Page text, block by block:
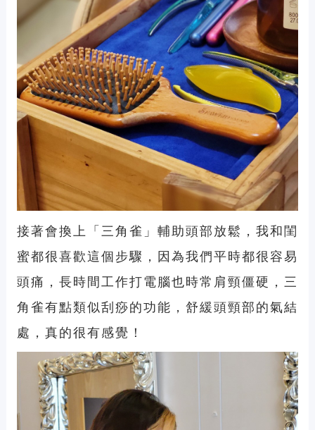
接著會換上「三角雀」輔助頭部放鬆，我和閨
蜜都很喜歡這個步驟，因為我們平時都很容易
頭痛，長時間工作打電腦也時常肩頸僵硬，三
角雀有點類似刮痧的功能，舒緩頭頸部的氣結
處，真的很有感覺！